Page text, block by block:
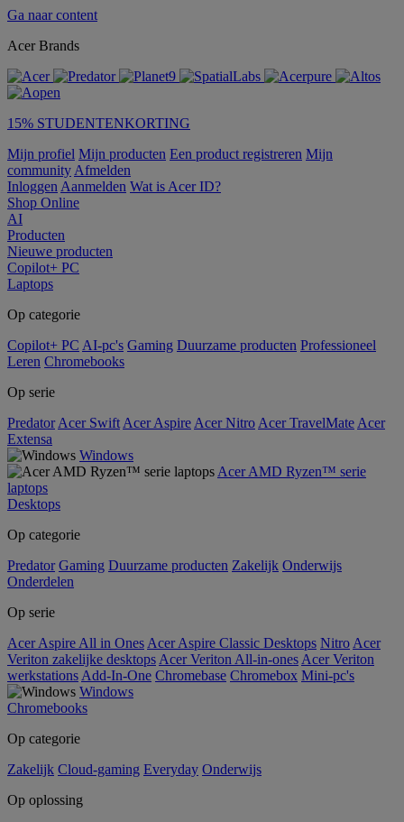
Ga naar content
Acer Brands
15% STUDENTENKORTING
Mijn profiel Mijn producten Een product registreren Mijn
community Afmelden
Inloggen Aanmelden Wat is Acer ID?
Shop Online
AI
Producten
Nieuwe producten
Copilot+ PC
Laptops
Op categorie
Copilot+ PC AI-pc's Gaming Duurzame producten Professioneel
Leren Chromebooks
Op serie
Predator Acer Swift Acer Aspire Acer Nitro Acer TravelMate Acer
Extensa
Windows
Acer AMD Ryzen™ serie
laptops
Desktops
Op categorie
Predator Gaming Duurzame producten Zakelijk Onderwijs
Onderdelen
Op serie
Acer Aspire All in Ones Acer Aspire Classic Desktops Nitro Acer
Veriton zakelijke desktops Acer Veriton All-in-ones Acer Veriton
werkstations Add-In-One Chromebase Chromebox Mini-pc's
Windows
Chromebooks
Op categorie
Zakelijk Cloud-gaming Everyday Onderwijs
Op oplossing